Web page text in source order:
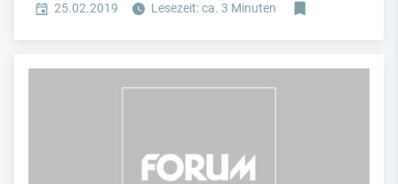
25.02.2019 Lesezeit: ca. 3 Minuten